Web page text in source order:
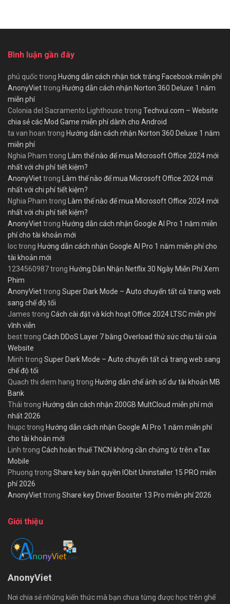
Bình luận gần đây
phú quốctrong Hướng dẫn cách nhận tick trắng Facebook miễn phí
AnonyViettrong Hướng dẫn cách nhận Norton 360 Deluxe 1 năm
miễn phí
Colonia del Sacramento Lighthouse trong Techvui.com – Website
chia sẻ các Mod Game miễn phí dành cho Android
ta van hoan trong Hướng dẫn cách nhận Norton 360 Deluxe 1 năm
miễn phí
Nghia Pham trong
Làm thế nào để mua Microsoft Office 2024 mới
nhất với chi phí tiết kiệm?
AnonyViettrong
Làm thế nào để mua Microsoft Office 2024 mới
nhất với chi phí tiết kiệm?
Nghia Pham trong
Làm thế nào để mua Microsoft Office 2024 mới
nhất với chi phí tiết kiệm?
AnonyViettrong Hướng dẫn cách nhận Google AI Pro 1 năm miễn
phí cho tài khoản mới
loctrong Hướng dẫn cách nhận Google AI Pro 1 năm miễn phí cho
tài khoản mới
1234560987trong Hướng Dẫn Nhận Netflix 30 Ngày Miễn Phí Xem
Phim
AnonyViettrong Super Dark Mode – Auto chuyển tất cả trang web
sang chế độ tối
James trong Cách cài đặt và kích hoạt Office 2024 LTSC miễn phí
vĩnh viễn
besttrong Cách DDoS Layer 7 bằng Overload thử sức chịu tải của
Website
Minh trong Super Dark Mode – Auto chuyển tất cả trang web sang
chế độ tối
Quach thi diem hang trong Hướng dẫn chế ảnh số dư tài khoản MB
Bank
Thái trong Hướng dẫn cách nhận 200GB MultCloud miễn phí mới
nhất 2026
hiupctrong Hướng dẫn cách nhận Google AI Pro 1 năm miễn phí
cho tài khoản mới
Linh trong Cách hoàn thuế TNCN không cần chứng từ trên eTax
Mobile
Phuong trong Share key bản quyền IObit Uninstaller 15 PRO miễn
phí 2026
AnonyViettrong Share key Driver Booster 13 Pro miễn phí 2026
Giới thiệu
AnonyViet
Nơi chia sẻ những kiến thức mà bạn chưa từng được học trên ghế